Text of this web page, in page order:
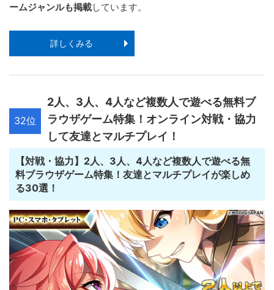
ームジャンルも掲載しています。
詳しくみる
32位
2人、3人、4人など複数人で遊べる無料ブ
ラウザゲーム特集！オンライン対戦・協力
して友達とマルチプレイ！
【対戦・協力】2人、3人、4人など複数人で遊べる無
料ブラウザゲーム特集！友達とマルチプレイが楽しめ
る30選！